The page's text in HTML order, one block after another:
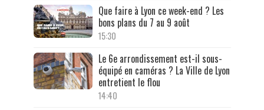
Que faire à Lyon ce week-end ? Les
bons plans du 7 au 9 août
15:30
Le 6e arrondissement est-il sous-
équipé en caméras ? La Ville de Lyon
entretient le flou
14:40